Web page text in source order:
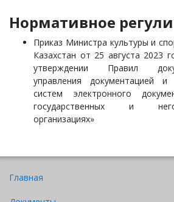
Нормативное
Приказ Министра культуры и
Казахстан от 25 августа 2023
утверждении Правил
управления документацией и
систем электронного
государственных и
организациях»
Главная